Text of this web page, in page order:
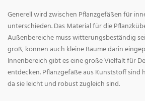
Generell wird zwischen Pflanzgefäßen für
unterschieden. Das Material für die
Außenbereiche muss witterungsbeständig
groß, können auch kleine Bäume darin
Innenbereich gibt es eine große Vielfalt für
entdecken. Pflanzgefäße aus Kunststoff sind
da sie leicht und robust zugleich sind.